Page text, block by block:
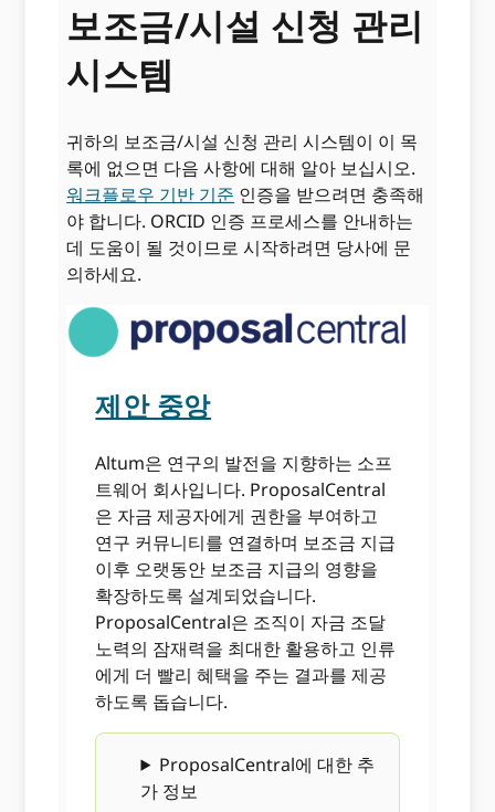
보조금/시설 신청 관리
시스템
귀하의 보조금/시설 신청 관리 시스템이 이 목
록에 없으면 다음 사항에 대해 알아 보십시오.
워크플로우 기반 기준 인증을 받으려면 충족해
야 합니다. ORCID 인증 프로세스를 안내하는
데 도움이 될 것이므로 시작하려면 당사에 문
의하세요.
제안 중앙
Altum은 연구의 발전을 지향하는 소프
트웨어 회사입니다. ProposalCentral
은 자금 제공자에게 권한을 부여하고
연구 커뮤니티를 연결하며 보조금 지급
이후 오랫동안 보조금 지급의 영향을
확장하도록 설계되었습니다.
ProposalCentral은 조직이 자금 조달
노력의 잠재력을 최대한 활용하고 인류
에게 더 빨리 혜택을 주는 결과를 제공
하도록 돕습니다.
ProposalCentral에 대한 추
가 정보